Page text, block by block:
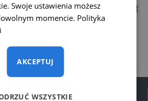
w lusterku wstecznym jest
1.gen
prosimy upewnić się, że wybrany uchwyt
Swoje ustawienia możesz
momencie. Polityka
AKCEPTUJ
WSZYSTKIE